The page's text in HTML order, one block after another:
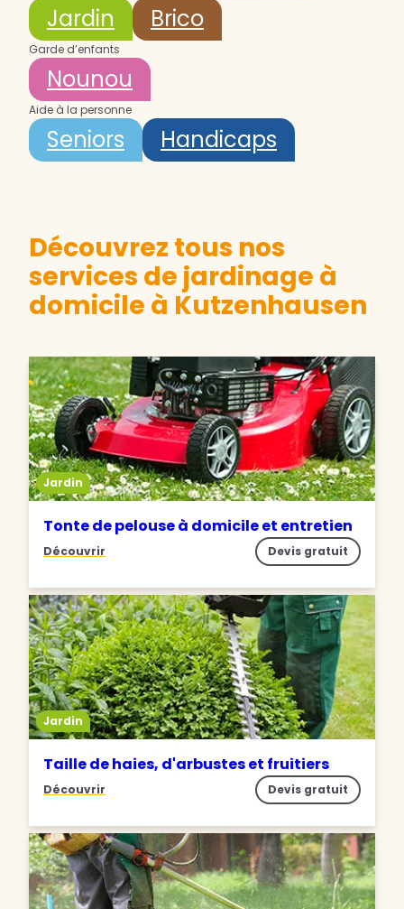
Jardin
Brico
Garde d’enfants
Nounou
Aide à la personne
Seniors Handicaps
Découvrez tous nos
services de jardinage à
domicile à Kutzenhausen
Jardin
Tonte de pelouse à domicile et entretien
Découvrir Devis gratuit
Jardin
Taille de haies, d'arbustes et fruitiers
Découvrir Devis gratuit